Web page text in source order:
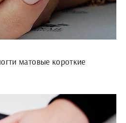
матовые короткие